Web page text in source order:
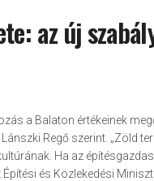
az új
a Balaton értékeinek
Regő szerint. „Zöld
Ha az
és Közlekedési